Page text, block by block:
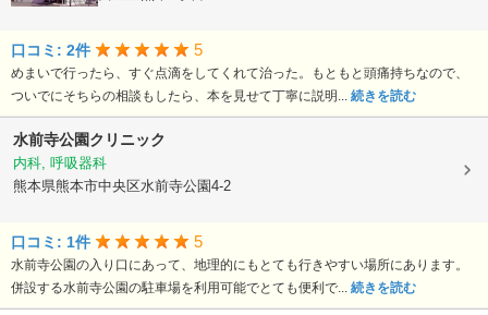
口コミ: 2件 5
めまいで行ったら、すぐ点滴をしてくれて治った。もともと頭痛持ちなので、
ついでにそちらの相談もしたら、本を見せて丁寧に説明... 続きを読む
水前寺公園クリニック
内科, 呼吸器科
熊本県熊本市中央区水前寺公園4-2
口コミ: 1件 5
水前寺公園の入り口にあって、地理的にもとても行きやすい場所にあります。
併設する水前寺公園の駐車場を利用可能でとても便利で... 続きを読む